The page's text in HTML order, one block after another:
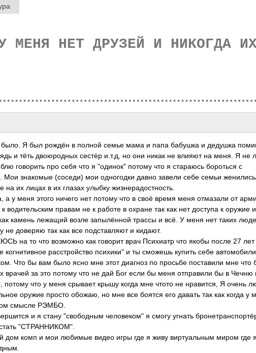
МЕНЯ НЕТ ДРУЗЕЙ И НИКОГДА
было. Я был рождён в полной семье мама и папа бабушка и дедушка
и тёть двоюродных сестёр и.т.д, но они никак не влияют на меня. Я не
говорить про себя что я "одинок" потому что я стараюсь бороться с
Мои знакомые (соседи) мои одногодки давно завели себе семьи
их лицах в их глазах улыбку жизнерадостность­.
у меня этого ничего нет потому что в своё время меня отмазали от
водительским правам не к работе в охране так как нет доступа к оружие
камень лежащий возле запылённой трассы и всё. У меня нет таких
не доверяю так как все подставляют и кидают.
на то что возможно как говорит врач Психиатр что якобы после 27 лет
расстройство психики" и ты сможешь купить себе
Что бы вам было ясно мне этот диагноз по просьбе поставили мне что
за это потому что не дай Бог если бы меня отправили бы в Чечню
что у меня срывает крышу когда мне чтото не нравится, Я очень
оружие просто обожаю, но мне все боятся его давать так как когда у
смысле РЭМБО.
и я стану "свободным человеком" я смогу угнать
стать "СТРАННИКОМ".
дом комп и мои любимые видео игры где я живу виртуальным миром где